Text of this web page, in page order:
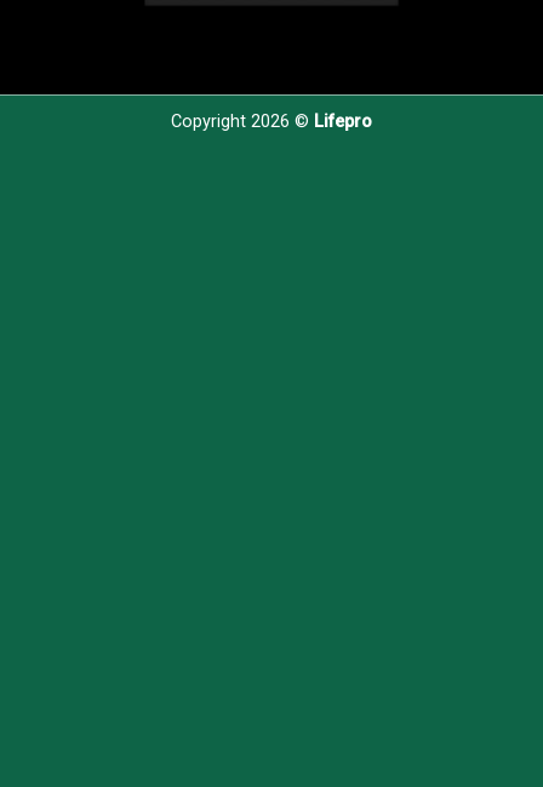
Copyright 2026 © Lifepro